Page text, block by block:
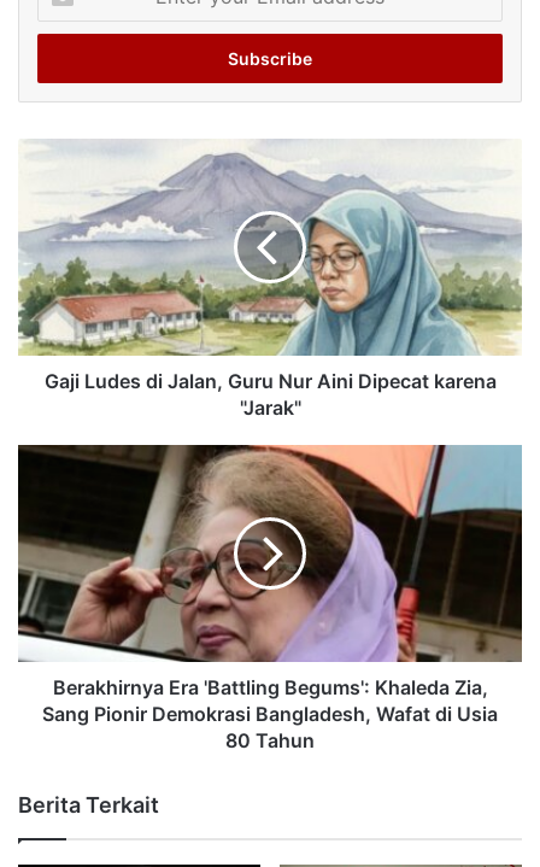
your
Email
Gaji Ludes di Jalan, Guru Nur Aini Dipecat karena
"Jarak"
Berakhirnya Era 'Battling Begums': Khaleda Zia,
Sang Pionir Demokrasi Bangladesh, Wafat di Usia
80 Tahun
Berita Terkait